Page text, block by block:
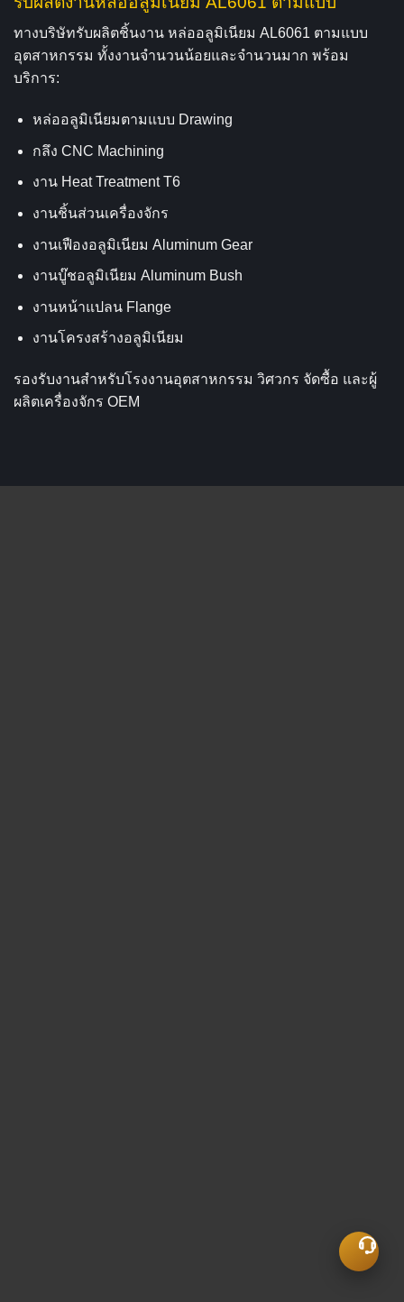
ทางบริษัทรับผลิตชิ้นงาน หล่ออลูมิเนียม AL6061 ตามแบบ
อุตสาหกรรม ทั้งงานจำนวนน้อยและจำนวนมาก พร้อม
บริการ:
หล่ออลูมิเนียมตามแบบ Drawing
กลึง CNC Machining
งาน Heat Treatment T6
งานชิ้นส่วนเครื่องจักร
งานเฟืองอลูมิเนียม Aluminum Gear
งานบู๊ชอลูมิเนียม Aluminum Bush
งานหน้าแปลน Flange
งานโครงสร้างอลูมิเนียม
รองรับงานสำหรับโรงงานอุตสาหกรรม วิศวกร จัดซื้อ และผู้
ผลิตเครื่องจักร OEM